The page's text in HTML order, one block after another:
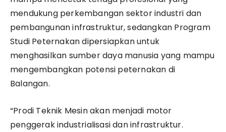
mendukung perkembangan sektor industri dan
pembangunan infrastruktur, sedangkan Program
Studi Peternakan dipersiapkan untuk
menghasilkan sumber daya manusia yang mampu
mengembangkan potensi peternakan di
Balangan.
“Prodi Teknik Mesin akan menjadi motor
penggerak industrialisasi dan infrastruktur.